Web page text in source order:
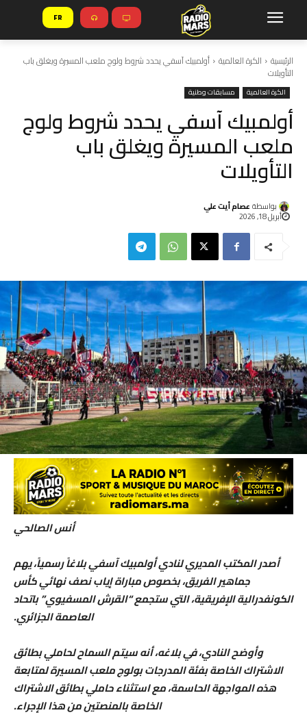
FR
الرئيسية الكرة العالمية أولمبيك آسفي يحدد شروط ولوج ملعب المسيرة ويغلق باب
التأويلات
الكرة العالمية مسابقات وطنية
أولمبيك آسفي يحدد شروط ولوج
ملعب المسيرة ويغلق باب
التأويلات
بواسطة عصام أيت علي
أبريل 18, 2026
أنس الصالحي
أصدر المكتب المديري لنادي أولمبيك آسفي بلاغاً رسمياً، يهم
جماهير الفريق، بخصوص مباراة إياب نصف نهائي كأس
الكونفدرالية الإفريقية، التي ستجمع “القرش المسفيوي” باتحاد
العاصمة الجزائري.
وأوضح النادي، في بلاغه، أنه سيتم السماح لحاملي بطائق
الاشتراك الخاصة بفئة المدرجات بولوج ملعب المسيرة لمتابعة
هذه المواجهة الحاسمة، مع استثناء حاملي بطائق الاشتراك
الخاصة بالمنصتين من هذا الإجراء.